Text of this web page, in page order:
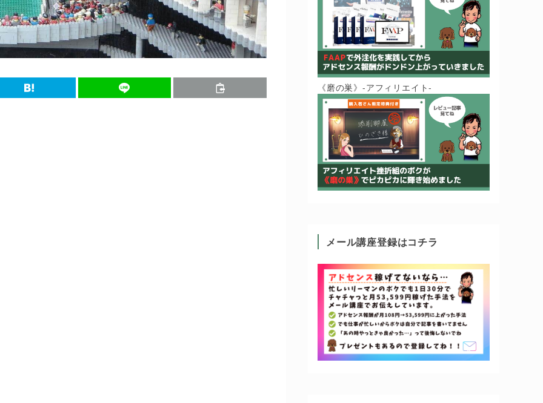
《磨の巣》-アフィリエイト-
メール講座登録はコチラ